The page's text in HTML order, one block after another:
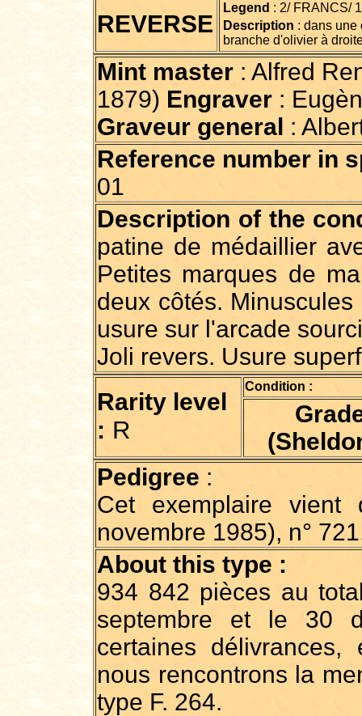
REVERSE
Legend : 2/ FRANCS/
Description: dans une
branche d'olivier à
Mint master : Alfred
1879) Engraver:
Graveur general :
Reference number in
01
Description of the
patine de médaillier
Petites marques de
deux côtés.
usure sur l'arcade
Joli revers. Usure
Rarity level
: R
Condition :
Pedigree :
Cet exemplaire vient
novembre 1985), n°
About this type :
934 842 pièces au
septembre et le 30
certaines
nous rencontrons la
type F. 264.